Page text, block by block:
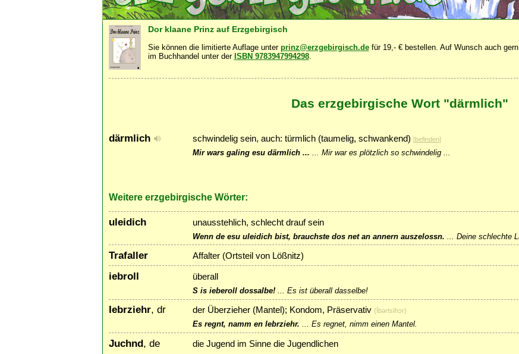
Dor klaane Prinz auf Erzgebirgisch
Sie können die limitierte Auflage unter prinz@erzgebirgisch.defür 19,- € bestellen. Auf Wunsch auch
im Buchhandel unter der ISBN 9783947994298.
Das erzgebirgische Wort "därmlich"
därmlich schwindelig sein, auch: türmlich (taumelig, schwankend) [befinden]
Mir wars galing esu därmlich ... Mir war es plötzlich so schwindelig ...
Weitere erzgebirgische Wörter:
uleidich unausstehlich, schlecht drauf sein
Wenn de esu uleidich bist, brauchste dos net an annern auszelossn. Deine schlechte
Trafaller Affalter (Ortsteil von Lößnitz)
iebroll überall
S is ieberoll dossalbe!... Es ist überall dasselbe!
Iebrziehr, dr der Überzieher (Mantel); Kondom, Präservativ {Ībǝrtsīhɔr}
Es regnt, namm en Iebrziehr. ... Es regnet, nimm einen Mantel.
Juchnd, de die Jugend im Sinne die Jugendlichen